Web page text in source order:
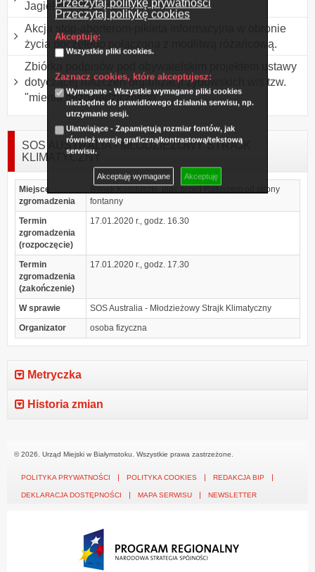
Przeczytaj politykę prywatności
Przeczytaj politykę cookies
Akceptuję:
Wszystkie pliki cookies.
Zaznacz cookies, które akceptujesz:
Wymagane - Wszystkie wymagane pliki cookies
niezbędne do prawidłowego działania serwisu, np.
utrzymanie sesji.
Ułatwiające - Zapamiętują rozmiar fontów, jak
również wersję graficzną/kontrastową/tekstową
serwisu.
Akceptuję wymagane Akceptuję
Jagiellonii Białystok
Akcja stop-aborterom-pikieta informacyjna w obronie
życia poczętego połączona z modlitwą różańcową.
Zbiórka podpisów pod obywatelskim projektem ustawy
dotyczącej roszczeń organizacji żydowskich w/s tzw.
"mienia bezdziedzicznego".
SOS AUSTRALIA - MŁODZIEŻOWY STRAJK
KLIMATYCZNY
Miejsce
zgromadzenia
Rynek Kościuszki, plac przed Ratuszem od strony
fontanny
Termin
zgromadzenia
(rozpoczęcie)
17.01.2020 r., godz. 16.30
Termin
zgromadzenia
(zakończenie)
17.01.2020 r., godz. 17.30
W sprawie
SOS Australia - Młodzieżowy Strajk Klimatyczny
Organizator
osoba fizyczna
Metryczka
Historia zmian
© 2026. Urząd Miejski w Białymstoku. Wszystkie prawa zastrzeżone.
POLITYKA PRYWATNOŚCI POLITYKA COOKIES REDAKCJA BIP
DEKLARACJA DOSTĘPNOŚCI MAPA SERWISU NEWSLETTER